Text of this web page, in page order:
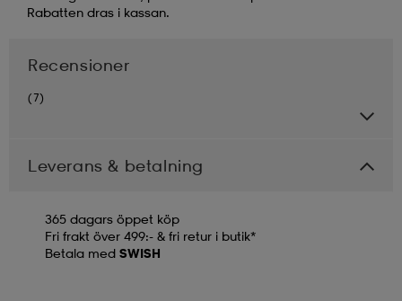
Rabatten dras i kassan.
Recensioner
(7)
Leverans & betalning
365 dagars öppet köp
Fri frakt över 499:- & fri retur i butik*
Betala med SWISH